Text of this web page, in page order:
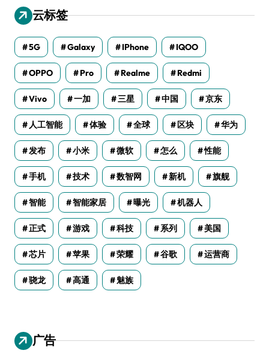
云标签
5G Galaxy IPhone IQOO
OPPO Pro Realme Redmi
Vivo 一加 三星 中国 京东
人工智能 体验 全球 区块 华为
发布 小米 微软 怎么 性能
手机 技术 数智网 新机 旗舰
智能 智能家居 曝光 机器人
正式 游戏 科技 系列 美国
芯片 苹果 荣耀 谷歌 运营商
骁龙 高通 魅族
广告